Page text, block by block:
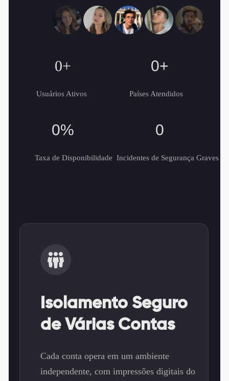
0+
Usuários Ativos
0+
Países Atendidos
0%
Taxa de Disponibilidade
0
Incidentes de Segurança Graves
Isolamento Seguro
de Várias Contas
Cada conta opera em um ambiente
independente, com impressões digitais do